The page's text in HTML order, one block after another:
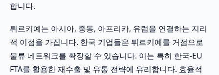
합니다.
튀르키예는 아시아, 중동, 아프리카, 유럽을 연결하는 지리
적 이점을 가집니다. 한국 기업들은 튀르키예를 거점으로
물류 네트워크를 확장할 수 있습니다. 이는 특히 한국-EU
FTA를 활용한 재수출 및 유통 전략에 유리합니다. 효율적